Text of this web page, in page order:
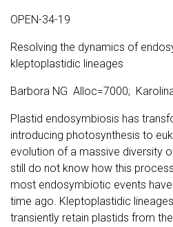
OPEN-34-19
Resolving the dynamics of
kleptoplastidic lineages
Barbora NG Alloc=7000;
Plastid endosymbiosis has
introducing photosynthesis to
evolution of a massive diversity
still do not know how this
most endosymbiotic events
time ago. Kleptoplastidic
transiently retain plastids from